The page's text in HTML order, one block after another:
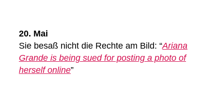
20. Mai
Sie besaß nicht die Rechte am Bild: “Ariana
Grande is being sued for posting a photo of
herself online”